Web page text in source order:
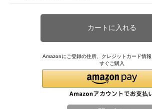
Amazonにご登録の住所、クレジットカード情
すぐご購入